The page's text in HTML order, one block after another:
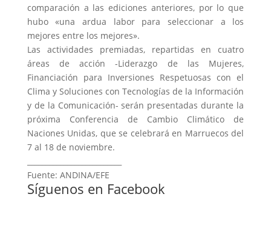
comparación a las ediciones anteriores, por lo que
hubo «una ardua labor para seleccionar a los
mejores entre los mejores».
Las actividades premiadas, repartidas en cuatro
áreas de acción -Liderazgo de las Mujeres,
Financiación para Inversiones Respetuosas con el
Clima y Soluciones con Tecnologías de la Información
y de la Comunicación- serán presentadas durante la
próxima Conferencia de Cambio Climático de
Naciones Unidas, que se celebrará en Marruecos del
7 al 18 de noviembre.
Fuente: ANDINA/EFE
Síguenos en Facebook